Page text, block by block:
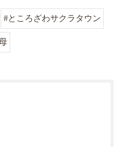
#ところざわサクラタウン